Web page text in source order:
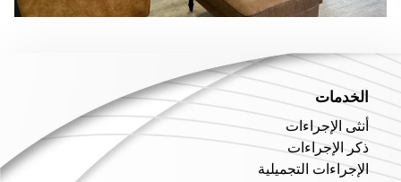
الخدمات
أنثى الإجراءات
ذكر الإجراءات
الإجراءات التجميلية